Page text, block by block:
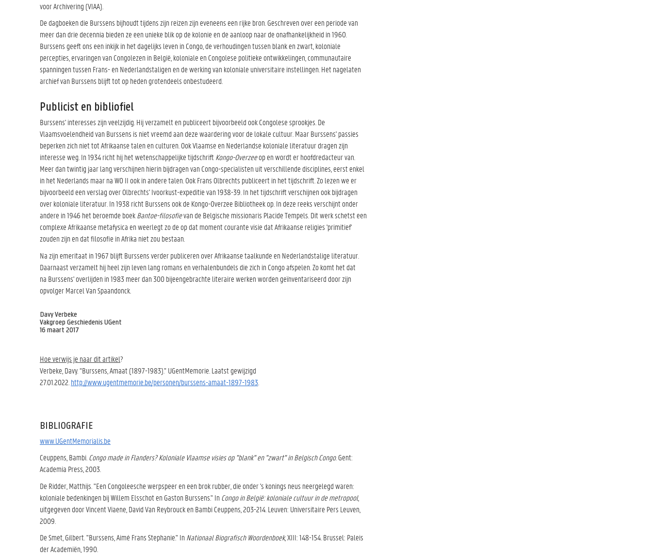
voor Archivering (VIAA).
De dagboeken die Burssens bijhoudt tijdens zijn reizen zijn eveneens een rijke bron. Geschreven over een periode van
meer dan drie decennia bieden ze een unieke blik op de kolonie en de aanloop naar de onafhankelijkheid in 1960.
Burssens geeft ons een inkijk in het dagelijks leven in Congo, de verhoudingen tussen blank en zwart, koloniale
percepties, ervaringen van Congolezen in België, koloniale en Congolese politieke ontwikkelingen, communautaire
spanningen tussen Frans- en Nederlandstaligen en de werking van koloniale universitaire instellingen. Het nagelaten
archief van Burssens blijft tot op heden grotendeels onbestudeerd.
Publicist en bibliofiel
Burssens' interesses zijn veelzijdig. Hij verzamelt en publiceert bijvoorbeeld ook Congolese sprookjes. De
Vlaamsvoelendheid van Burssens is niet vreemd aan deze waardering voor de lokale cultuur. Maar Burssens' passies
beperken zich niet tot Afrikaanse talen en culturen. Ook Vlaamse en Nederlandse koloniale literatuur dragen zijn
interesse weg. In 1934 richt hij het wetenschappelijke tijdschriftKongo-Overzeeop en wordt er hoofdredacteur van.
Meer dan twintig jaar lang verschijnen hierin bijdragen van Congo-specialisten uit verschillende disciplines, eerst enkel
in het Nederlands maar na WO II ook in andere talen. Ook Frans Olbrechts publiceert in het tijdschrift. Zo lezen we er
bijvoorbeeld een verslag over Olbrechts' Ivoorkust-expeditie van 1938-39. In het tijdschrift verschijnen ook bijdragen
over koloniale literatuur. In 1938 richt Burssens ook de Kongo-Overzee Bibliotheek op. In deze reeks verschijnt onder
andere in 1946 het beroemde boekBantoe-filosofievan de Belgische missionaris Placide Tempels. Dit werk schetst een
complexe Afrikaanse metafysica en weerlegt zo de op dat moment courante visie dat Afrikaanse religies 'primitief'
zouden zijn en dat filosofie in Afrika niet zou bestaan.
Na zijn emeritaat in 1967 blijft Burssens verder publiceren over Afrikaanse taalkunde en Nederlandstalige literatuur.
Daarnaast verzamelt hij heel zijn leven lang romans en verhalenbundels die zich in Congo afspelen. Zo komt het dat
na Burssens' overlijden in 1983 meer dan 300 bijeengebrachte literaire werken worden geïnventariseerd door zijn
opvolger Marcel Van Spaandonck.
Davy Verbeke
Vakgroep Geschiedenis UGent
16 maart 2017
Hoe verwijs je naar dit artikel?
Verbeke, Davy. “Burssens, Amaat (1897-1983).” UGentMemorie. Laatst gewijzigd
27.01.2022. http://www.ugentmemorie.be/personen/burssens-amaat-1897-1983
BIBLIOGRAFIE
www.UGentMemorialis.be
Ceuppens, Bambi. Congo made in Flanders? Koloniale Vlaamse visies op "blank" en "zwart" in Belgisch Congo. Gent:
Academia Press, 2003.
De Ridder, Matthijs. "Een Congoleesche werpspeer en een brok rubber, die onder 's konings neus neergelegd waren:
koloniale bedenkingen bij Willem Elsschot en Gaston Burssens." In Congo in België: koloniale cultuur in de metropool,
uitgegeven door Vincent Viaene, David Van Reybrouck en Bambi Ceuppens, 203-214. Leuven: Universitaire Pers Leuven,
2009.
De Smet, Gilbert. "Burssens, Aimé Frans Stephanie." In Nationaal Biografisch Woordenboek, XIII: 148-154. Brussel: Paleis
der Academiën, 1990.